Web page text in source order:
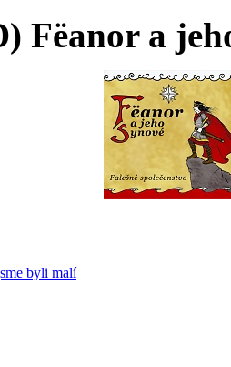
Fëanor a
byli malí